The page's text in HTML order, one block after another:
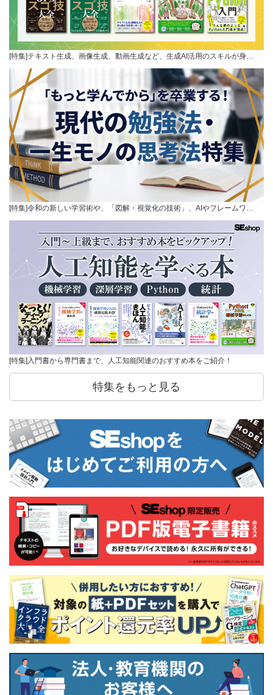
[特集]テキスト生成、画像生成、動画生成など、生成AI活用のスキルが身…
[特集]令和の新しい学習術や、「図解・視覚化の技術」、AIやフレームワ…
[特集]入門書から専門書まで、人工知能関連のおすすめ本をご紹介！
特集をもっと見る